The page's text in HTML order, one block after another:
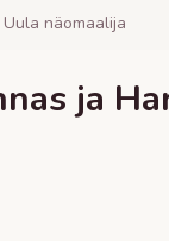
näomaalija
ja